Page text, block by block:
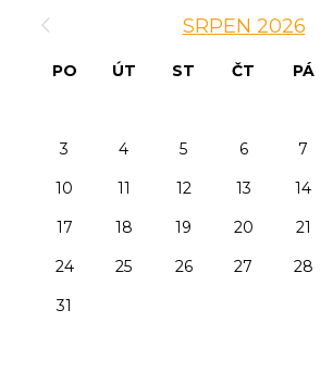
SRPEN 2026
PO ÚT ST ČT PÁ
3
4 5 6 7
10
11 12 13 14
17
18 19 20 21
24
25 26 27 28
31